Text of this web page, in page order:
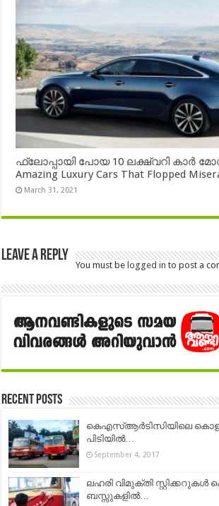
ഫ്ലോപ്പായി പോയ 10 ലക്ഷ്വറി കാർ
Amazing Luxury Cars That Flopped
March 31, 2021
Leave a Reply
You must be logged in to post a
Recent Posts
കെഎസ്ആര്‍ടിസിയിലെ
പിടിയില്‍…
September 4, 2017
ലഹരി വിമുക്തി
ബസ്സുകളില്‍…